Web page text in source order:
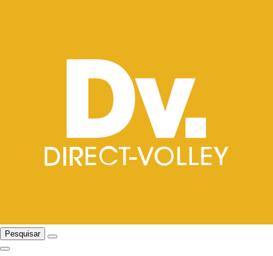
Pesquisar